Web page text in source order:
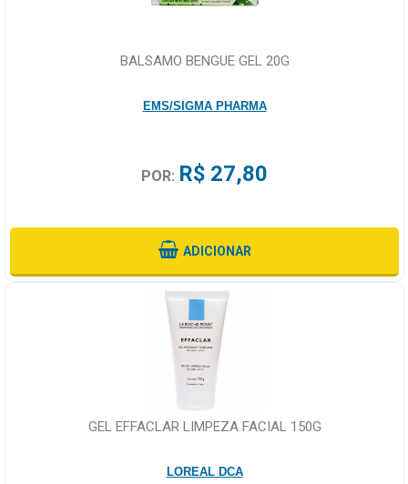
BALSAMO BENGUE GEL 20G
EMS/SIGMA PHARMA
POR: R$ 27,80
ADICIONAR
GEL EFFACLAR LIMPEZA FACIAL 150G
LOREAL DCA